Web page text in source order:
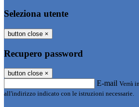
Seleziona utente
button close ×
Recupero password
button close ×
E-mail Verrà
all'indirizzo indicato con le istruzioni necessarie.